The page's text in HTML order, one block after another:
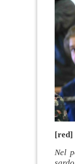
[red]
Nel